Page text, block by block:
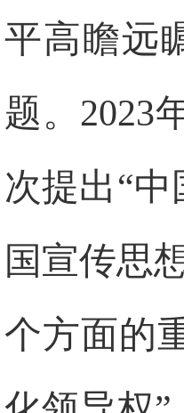
平高瞻远
题。2023
次提出“
国宣传思
个方面的